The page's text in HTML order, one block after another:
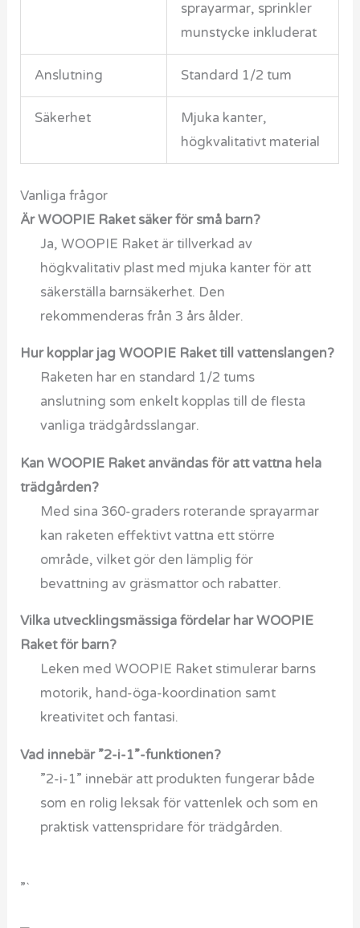
sprayarmar, sprinkler
munstycke inkluderat
Anslutning Standard 1/2 tum
Säkerhet
Mjuka kanter,
högkvalitativt material
Vanliga frågor
Är WOOPIE Raket säker för små barn?
Ja, WOOPIE Raket är tillverkad av
högkvalitativ plast med mjuka kanter för att
säkerställa barnsäkerhet. Den
rekommenderas från 3 års ålder.
Hur kopplar jag WOOPIE Raket till vattenslangen?
Raketen har en standard 1/2 tums
anslutning som enkelt kopplas till de flesta
vanliga trädgårdsslangar.
Kan WOOPIE Raket användas för att vattna hela
trädgården?
Med sina 360-graders roterande sprayarmar
kan raketen effektivt vattna ett större
område, vilket gör den lämplig för
bevattning av gräsmattor och rabatter.
Vilka utvecklingsmässiga fördelar har WOOPIE
Raket för barn?
Leken med WOOPIE Raket stimulerar barns
motorik, hand-öga-koordination samt
kreativitet och fantasi.
Vad innebär ”2-i-1”-funktionen?
”2-i-1” innebär att produkten fungerar både
som en rolig leksak för vattenlek och som en
praktisk vattenspridare för trädgården.
”`